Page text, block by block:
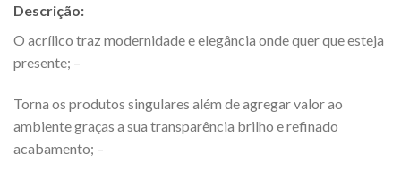
Descrição:
O acrílico traz modernidade e elegância onde quer que esteja
presente; –
Torna os produtos singulares além de agregar valor ao
ambiente graças a sua transparência brilho e refinado
acabamento; –